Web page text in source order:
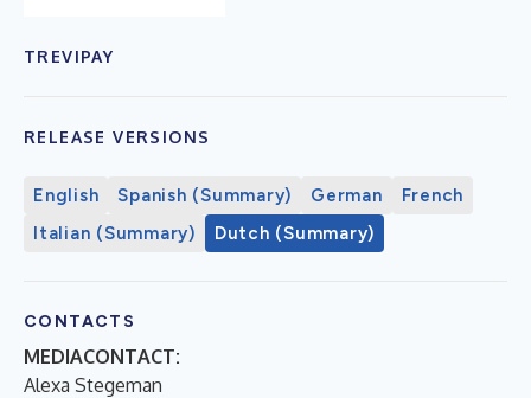
TREVIPAY
RELEASE VERSIONS
English Spanish (Summary) German
French
Italian (Summary)
Dutch (Summary)
CONTACTS
MEDIACONTACT:
Alexa Stegeman